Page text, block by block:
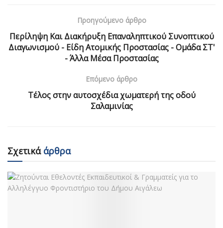
Προηγούμενο άρθρο
Περίληψη Και Διακήρυξη Επαναληπτικού Συνοπτικού
Διαγωνισμού - Είδη Ατομικής Προστασίας - Ομάδα ΣΤ'
- Άλλα Μέσα Προστασίας
Επόμενο άρθρο
Τέλος στην αυτοσχέδια χωματερή της οδού
Σαλαμινίας
Σχετικάάρθρα